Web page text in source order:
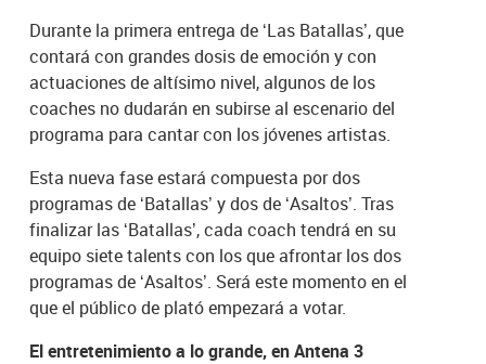
Durante la primera entrega de ‘Las Batallas’, que
contará con grandes dosis de emoción y con
actuaciones de altísimo nivel, algunos de los
coaches no dudarán en subirse al escenario del
programa para cantar con los jóvenes artistas.
Esta nueva fase estará compuesta por dos
programas de ‘Batallas’ y dos de ‘Asaltos’. Tras
finalizar las ‘Batallas’, cada coach tendrá en su
equipo siete talents con los que afrontar los dos
programas de ‘Asaltos’. Será este momento en el
que el público de plató empezará a votar.
El entretenimiento a lo grande, en Antena 3